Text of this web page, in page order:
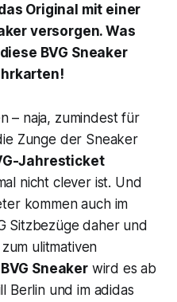
Original mit einer
versorgen. Was
BVG Sneaker
– naja, zumindest für
Zunge der Sneaker
Jahresticket
nicht clever ist. Und
kommen auch im
Sitzbezüge daher und
ulitmativen
Sneakerwird es ab
Berlin und im adidas